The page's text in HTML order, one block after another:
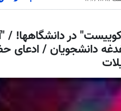
در دانشگاهها! /
دانشجویان / ادعای